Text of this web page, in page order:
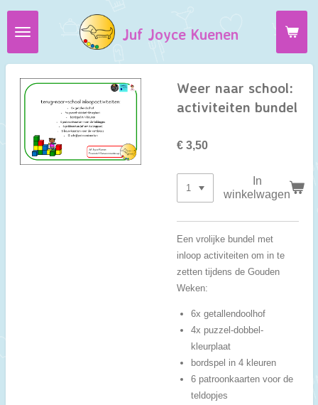
Ga
direct
de
hoofdinhoud
Juf Joyce Kuenen
Weer naar school:
activiteiten bundel
€ 3,50
In
winkelwagen
Een vrolijke bundel met
inloop activiteiten om in te
zetten tijdens de Gouden
Weken:
6x getallendoolhof
4x puzzel-dobbel-
kleurplaat
bordspel in 4 kleuren
6 patroonkaarten voor de
teldopjes